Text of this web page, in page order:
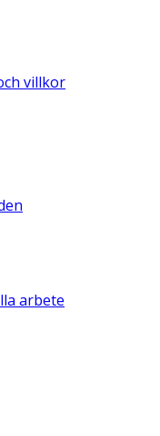
villkor
arbete